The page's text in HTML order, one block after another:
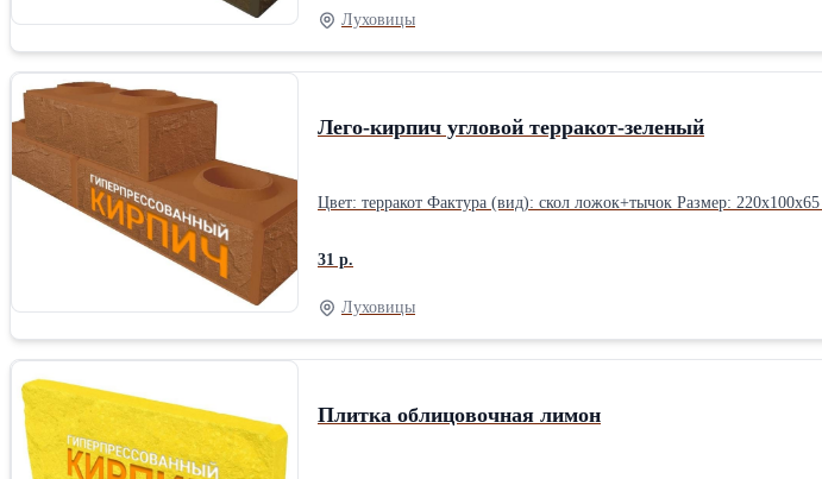
Луховицы
Лего-кирпич угловой терракот-зеленый
31 р.
Луховицы
Плитка облицовочная лимон